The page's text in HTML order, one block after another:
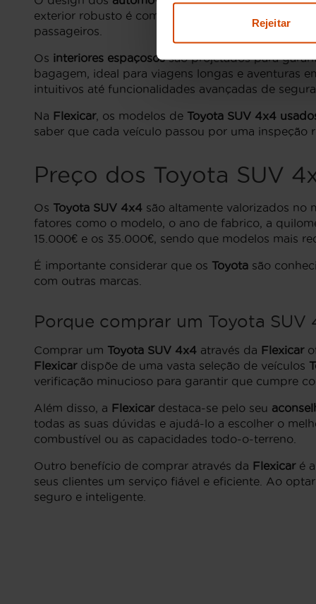
Rejeitar
exterior robusto é complementado por interiores
passageiros.
Os interiores espaçosossão projetados para
bagagem, ideal para viagens longas e aventuras
intuitivos até funcionalidades avançadas de
Na Flexicar, os modelos de Toyota SUV 4x4
saber que cada veículo passou por uma inspeção
Preço dos Toyota SUV
Os Toyota SUV 4x4 são altamente valorizados no
fatores como o modelo, o ano de fabrico, a
15.000€ e os 35.000€, sendo que modelos mais
É importante considerar que os Toyota são
com outras marcas.
Porque comprar um Toyota SUV
Comprar um Toyota SUV 4x4 através da Flexicar
Flexicardispõe de uma vasta seleção de veículos
verificação minucioso para garantir que cumpre
Além disso, a Flexicardestaca-se pelo seu
todas as suas dúvidas e ajudá-lo a escolher o
combustível ou as capacidades todo-o-terreno.
Outro benefício de comprar através da Flexicaré a
seus clientes um serviço fiável e eficiente. Ao
seguro e inteligente.